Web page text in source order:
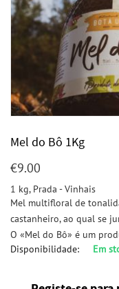
Mel do Bô 1Kg
€9.00
1 kg, Prada - Vinhais
Mel multifloral de
castanheiro, ao qual se
O «Mel do Bô» é um
Disponibilidade:
Em